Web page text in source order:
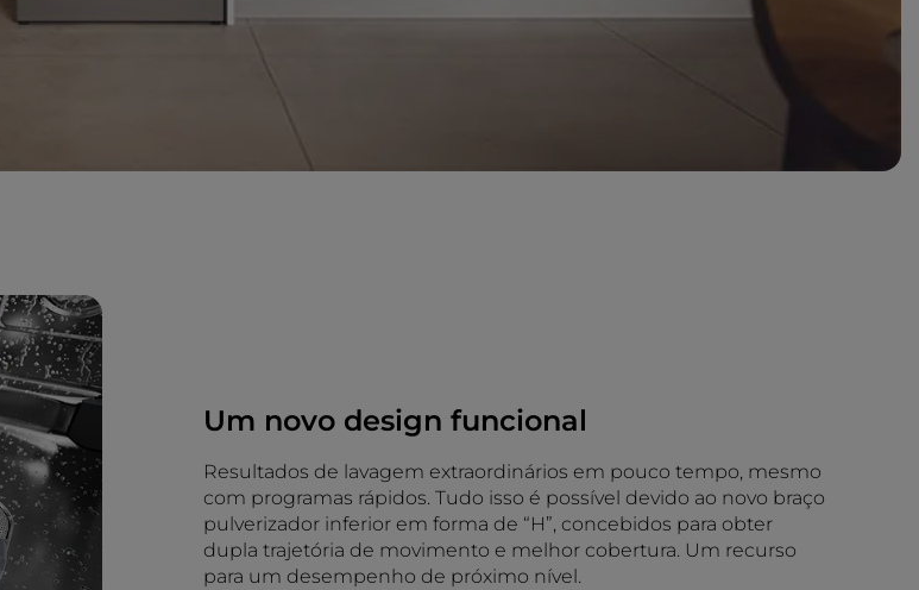
Um novo design funcional
Resultados de lavagem extraordinários em pouco tempo, mesmo
com programas rápidos. Tudo isso é possível devido ao novo braço
pulverizador inferior em forma de “H”, concebidos para obter
dupla trajetória de movimento e melhor cobertura. Um recurso
para um desempenho de próximo nível.